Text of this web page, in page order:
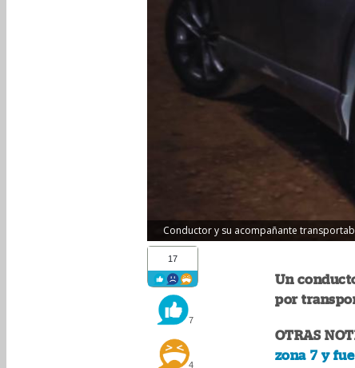
Conductor y su acompañante
17
7
4
Un
por
OTRAS
zona 7 y